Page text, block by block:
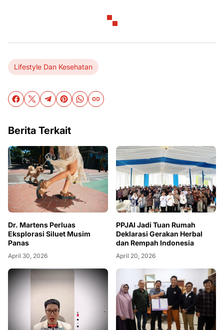
Lifestyle Dan Kesehatan
Berita Terkait
Dr. Martens Perluas
Eksplorasi Siluet Musim
Panas
April 30, 2026
PPJAI Jadi Tuan Rumah
Deklarasi Gerakan Herbal
dan Rempah Indonesia
April 20, 2026